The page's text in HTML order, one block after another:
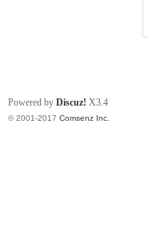
Powered by Discuz! X3.4
© 2001-2017 Comsenz Inc.